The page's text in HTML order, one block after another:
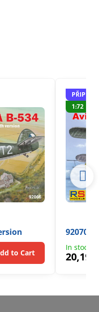
to Cart
1:72
92070
In stock
20,19 €